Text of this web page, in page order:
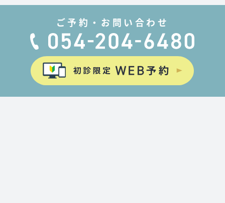
ご予約・お問い合わせ